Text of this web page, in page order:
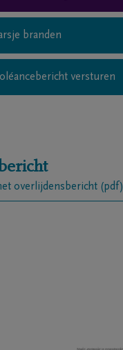
branden
versturen
overlijdensbericht (pdf)